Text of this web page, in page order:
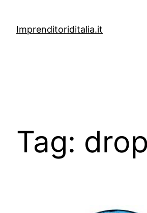
contenuto
Imprenditoriditalia.it
Tag: